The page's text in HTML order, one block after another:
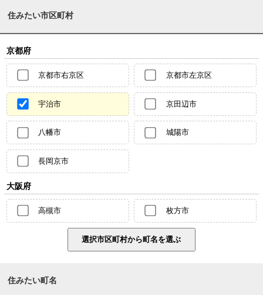
住みたい市区町村
京都府
京都市右京区 京都市左京区
宇治市 京田辺市
八幡市 城陽市
長岡京市
大阪府
高槻市 枚方市
住みたい町名